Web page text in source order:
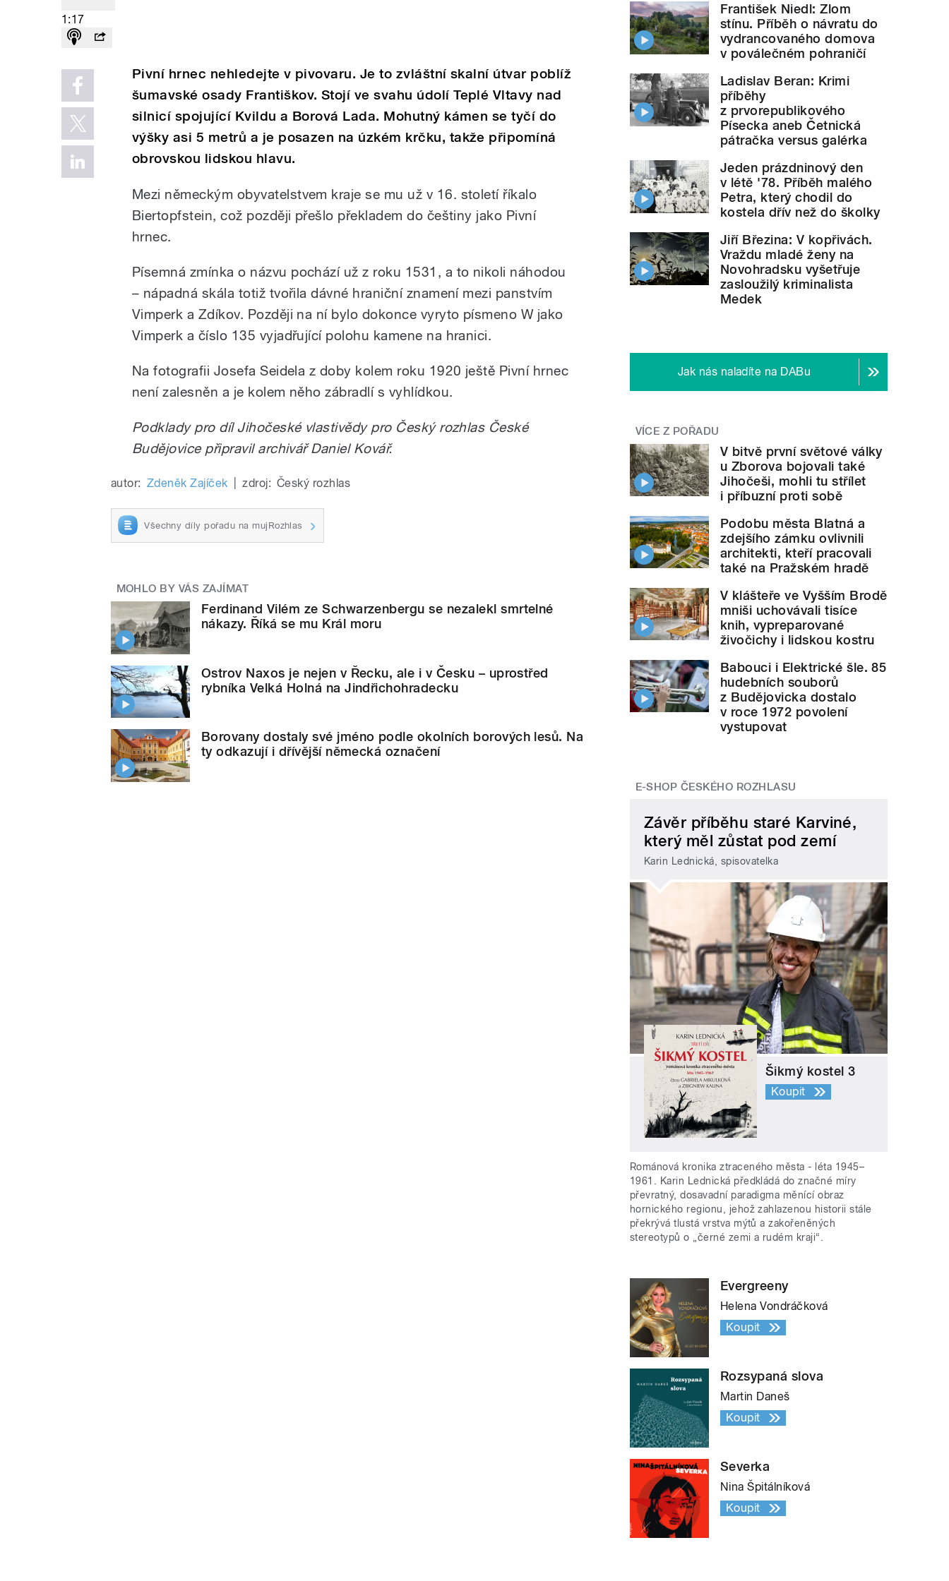
1:17
Pivní hrnec nehledejte v pivovaru. Je to zvláštní skalní útvar poblíž
šumavské osady Františkov. Stojí ve svahu údolí Teplé Vltavy nad
silnicí spojující Kvildu a Borová Lada. Mohutný kámen se tyčí do
výšky asi 5 metrů a je posazen na úzkém krčku, takže připomíná
obrovskou lidskou hlavu.
Mezi německým obyvatelstvem kraje se mu už v 16. století říkalo
Biertopfstein, což později přešlo překladem do češtiny jako Pivní
hrnec.
Písemná zmínka o názvu pochází už z roku 1531, a to nikoli náhodou
– nápadná skála totiž tvořila dávné hraniční znamení mezi panstvím
Vimperk a Zdíkov. Později na ní bylo dokonce vyryto písmeno W jako
Vimperk a číslo 135 vyjadřující polohu kamene na hranici.
Na fotografii Josefa Seidela z doby kolem roku 1920 ještě Pivní hrnec
není zalesněn a je kolem něho zábradlí s vyhlídkou.
Podklady pro díl Jihočeské vlastivědy pro Český rozhlas České
Budějovice připravil archivář Daniel Kovář.
autor: Zdeněk Zajíček zdroj: Český rozhlas
Všechny díly pořadu na mujRozhlas
MOHLO BY VÁS ZAJÍMAT
Ferdinand Vilém ze Schwarzenbergu se nezalekl smrtelné
nákazy. Říká se mu Král moru
Ostrov Naxos je nejen v Řecku, ale i v Česku – uprostřed
rybníka Velká Holná na Jindřichohradecku
Borovany dostaly své jméno podle okolních borových lesů. Na
ty odkazují i dřívější německá označení
František Niedl: Zlom
stínu. Příběh o návratu do
vydrancovaného domova
v poválečném pohraničí
Ladislav Beran: Krimi
příběhy
z prvorepublikového
Písecka aneb Četnická
pátračka versus galérka
Jeden prázdninový den
v létě '78. Příběh malého
Petra, který chodil do
kostela dřív než do školky
Jiří Březina: V kopřivách.
Vraždu mladé ženy na
Novohradsku vyšetřuje
zasloužilý kriminalista
Medek
Jak nás naladíte na DABu
VÍCE Z POŘADU
V bitvě první světové války
u Zborova bojovali také
Jihočeši, mohli tu střílet
i příbuzní proti sobě
Podobu města Blatná a
zdejšího zámku ovlivnili
architekti, kteří pracovali
také na Pražském hradě
V klášteře ve Vyšším Brodě
mniši uchovávali tisíce
knih, vypreparované
živočichy i lidskou kostru
Babouci i Elektrické šle. 85
hudebních souborů
z Budějovicka dostalo
v roce 1972 povolení
vystupovat
E-SHOP ČESKÉHO ROZHLASU
Závěr příběhu staré Karviné,
který měl zůstat pod zemí
Karin Lednická, spisovatelka
Šikmý kostel 3
Koupit
Románová kronika ztraceného města - léta 1945–
1961. Karin Lednická předkládá do značné míry
převratný, dosavadní paradigma měnící obraz
hornického regionu, jehož zahlazenou historii stále
překrývá tlustá vrstva mýtů a zakořeněných
stereotypů o „černé zemi a rudém kraji“.
Evergreeny
Helena Vondráčková
Koupit
Rozsypaná slova
Martin Daneš
Koupit
Severka
Nina Špitálníková
Koupit